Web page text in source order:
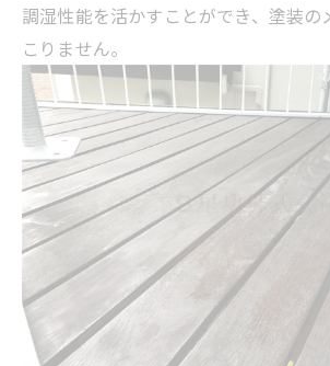
調湿性能を活かすことができ、塗装の
こりません。